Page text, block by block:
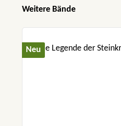
Produktgalerie überspringen
Weitere Bände
Neu